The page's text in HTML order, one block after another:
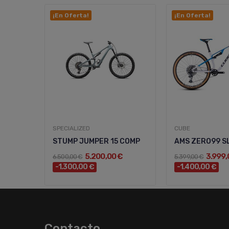
¡En Oferta!
SPECIALIZED
STUMP JUMPER 15 COMP
6.500,00 € 5.200,00 €
-1.300,00 €
¡En Oferta!
CUBE
AMS ZERO99
5.399,00 €
-1.400,00 €